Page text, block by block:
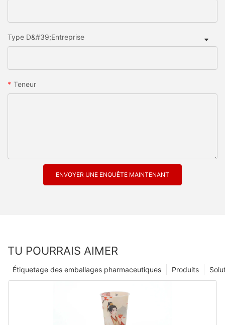
Type D&#39;entreprise
Teneur
ENVOYER UNE ENQUÊTE MAINTENANT
TU POURRAIS AIMER
Produits
Étiquetage des emballages pharmaceutiques